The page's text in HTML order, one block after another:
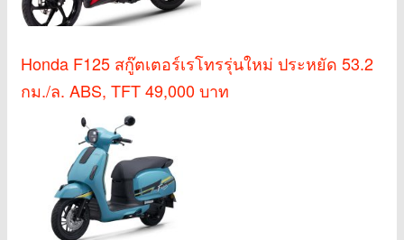
Honda F125 สกู๊ตเตอร์เรโทรรุ่นใหม่ ประหยัด 53.2
กม./ล. ABS, TFT 49,000 บาท